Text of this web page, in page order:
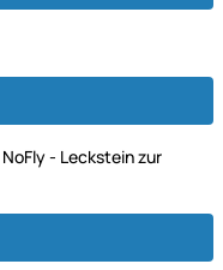
- Leckstein zur